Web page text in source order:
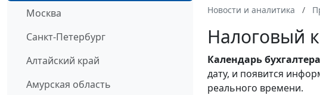
Москва
Санкт-Петербург
Алтайский край
Амурская область
Новости и аналитика
Налоговый
Календарьбухгалтера
дату, и появится
реального времени.